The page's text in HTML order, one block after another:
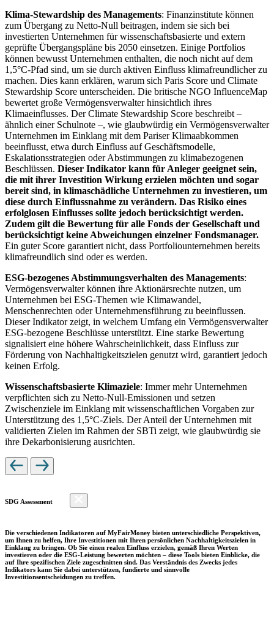
Klima-Stewardship des Managements: Finanzinstitute können
zum Übergang zu Netto-Null beitragen, indem sie sich bei
investierten Unternehmen für wissenschaftsbasierte und extern
geprüfte Übergangspläne bis 2050 einsetzen. Einige Portfolios
können bewusst Unternehmen enthalten, die noch nicht auf dem
1,5°C-Pfad sind, um sie durch aktiven Einfluss klimafreundlicher zu
machen. Dies kann erklären, warum sich Paris Score und Climate
Stewardship Score unterscheiden. Die britische NGO InfluenceMap
bewertet große Vermögensverwalter hinsichtlich ihres
Klimaeinflusses. Der Climate Stewardship Score beschreibt –
ähnlich einer Schulnote –, wie glaubwürdig ein Vermögensverwalter
Unternehmen im Einklang mit dem Pariser Klimaabkommen
beeinflusst, etwa durch Einfluss auf Geschäftsmodelle,
Eskalationsstrategien oder Abstimmungen zu klimabezogenen
Beschlüssen. Dieser Indikator kann für Anleger geeignet sein,
die mit ihrer Investition Wirkung erzielen möchten und sogar
bereit sind, in klimaschädliche Unternehmen zu investieren, um
diese durch Einflussnahme zu verändern. Das Risiko eines
erfolglosen Einflusses sollte jedoch berücksichtigt werden.
Zudem gilt die Bewertung für alle Fonds der Gesellschaft und
berücksichtigt keine Abweichungen einzelner Fondsmanager.
Ein guter Score garantiert nicht, dass Portfoliounternehmen bereits
klimafreundlich sind oder es werden.
ESG-bezogenes Abstimmungsverhalten des Managements:
Vermögensverwalter können ihre Aktionärsrechte nutzen, um
Unternehmen bei ESG-Themen wie Klimawandel,
Menschenrechten oder Unternehmensführung zu beeinflussen.
Dieser Indikator zeigt, in welchem Umfang ein Vermögensverwalter
ESG-bezogene Beschlüsse unterstützt. Eine starke Bewertung
signalisiert eine höhere Wahrscheinlichkeit, dass Einfluss zur
Förderung von Nachhaltigkeitszielen genutzt wird, garantiert jedoch
keinen Erfolg.
Wissenschaftsbasierte Klimaziele: Immer mehr Unternehmen
verpflichten sich zu Netto-Null-Emissionen und setzen
Zwischenziele im Einklang mit wissenschaftlichen Vorgaben zur
Unterstützung des 1,5°C-Ziels. Der Anteil der Unternehmen mit
validierten Zielen im Rahmen der SBTi zeigt, wie glaubwürdig sie
ihre Dekarbonisierung ausrichten.
SDG Assessment
Die verschiedenen Indikatoren auf MyFairMoney bieten unterschiedliche Perspektiven,
um Ihnen zu helfen, Ihre Investitionen mit Ihren persönlichen Nachhaltigkeitszielen in
Einklang zu bringen. Ob Sie einen realen Einfluss erzielen, gemäß Ihren Werten
investieren oder die ESG-Leistung bewerten möchten – diese Tools bieten Einblicke, die
auf Ihre spezifischen Ziele zugeschnitten sind. Das Verständnis des Zwecks jedes
Indikators kann Sie dabei unterstützen, fundierte und sinnvolle
Investitionsentscheidungen zu treffen.